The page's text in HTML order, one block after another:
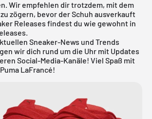
Wir empfehlen dir trotzdem, mit dem
zögern, bevor der Schuh ausverkauft
Releases findest du wie gewohnt in
.
Sneaker-News und Trends
wir dich rund um die Uhr mit Updates
Social-Media-Kanäle! Viel Spaß mit
LaFrancé!